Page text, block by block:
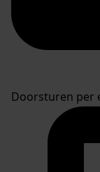
Doorsturen per